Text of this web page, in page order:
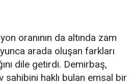
oranının da altında zam
arada oluşan farkları
dile getirdi. Demirbaş,
sahibini haklı bulan emsal bir